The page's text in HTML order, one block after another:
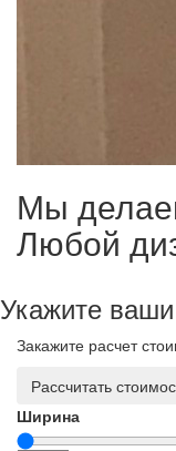
Мы
Любой
Укажите
Закажите расчет
Рассчитать
Ширина